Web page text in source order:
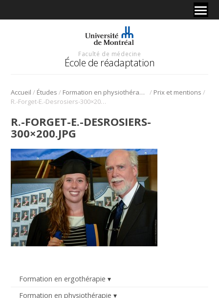
Faculté de médecine
École de réadaptation
Accueil / Études / Formation en physiothérapie / Prix et mentions /
R.-Forget-E.-Desrosiers-300×200.jpg
Formation en ergothérapie
Formation en physiothérapie
R.-FORGET-E.-DESROSIERS-
300×200.JPG